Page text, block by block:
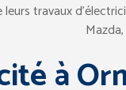
travaux
à